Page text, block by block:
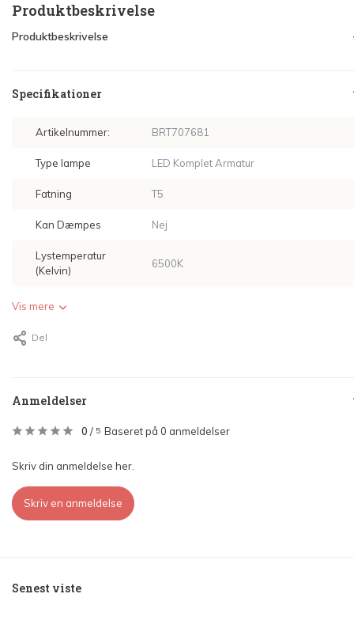
Produktbeskrivelse
Produktbeskrivelse
Specifikationer
Artikelnummer: BRT707681
Type lampe LED Komplet Armatur
Fatning T5
Kan Dæmpes Nej
Lystemperatur
(Kelvin)
6500K
Vis mere
Del
Anmeldelser
0 / 5 Baseret på 0 anmeldelser
Skriv din anmeldelse her.
Skriv en anmeldelse
Senest viste